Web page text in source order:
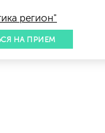
регион"
НА ПРИЕМ